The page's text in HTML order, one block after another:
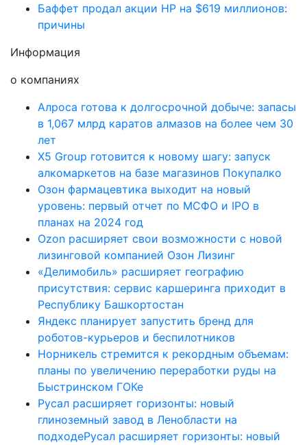
Баффет продал акции HP на $619 миллионов:
причины
Информация
о компаниях
Алроса готова к долгосрочной добыче: запасы
в 1,067 млрд каратов алмазов на более чем 30
лет
X5 Group готовится к новому шагу: запуск
алкомаркетов на базе магазинов Покупалко
Озон фармацевтика выходит на новый
уровень: первый отчет по МСФО и IPO в
планах на 2024 год
Ozon расширяет свои возможности с новой
лизинговой компанией Озон Лизинг
«Делимобиль» расширяет географию
присутствия: сервис каршеринга приходит в
Республику Башкортостан
Яндекс планирует запустить бренд для
роботов-курьеров и беспилотников
Норникель стремится к рекордным объемам:
планы по увеличению переработки руды на
Быстринском ГОКе
Русал расширяет горизонты: новый
глиноземный завод в Ленобласти на
подходеРусал расширяет горизонты: новый